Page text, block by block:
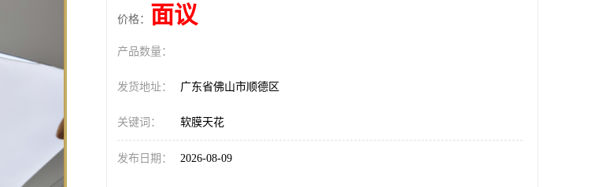
价格： 面议
产品数量：
发货地址： 广东省佛山市顺德区
关键词： 软膜天花
发布日期： 2026-08-09